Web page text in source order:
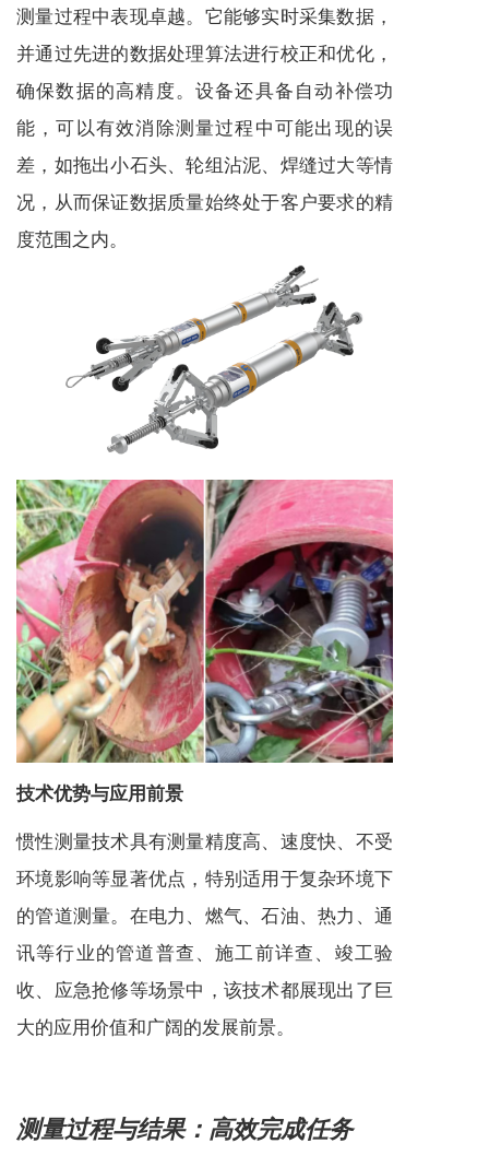
测量过程中表现卓越。它能够实时采集数据，
并通过先进的数据处理算法进行校正和优化，
确保数据的高精度。设备还具备自动补偿功
能，可以有效消除测量过程中可能出现的误
差，如拖出小石头、轮组沾泥、焊缝过大等情
况，从而保证数据质量始终处于客户要求的精
度范围之内。
技术优势与应用前景
惯性测量技术具有测量精度高、速度快、不受
环境影响等显著优点，特别适用于复杂环境下
的管道测量。在电力、燃气、石油、热力、通
讯等行业的管道普查、施工前详查、竣工验
收、应急抢修等场景中，该技术都展现出了巨
大的应用价值和广阔的发展前景。
测量过程与结果：高效完成任务